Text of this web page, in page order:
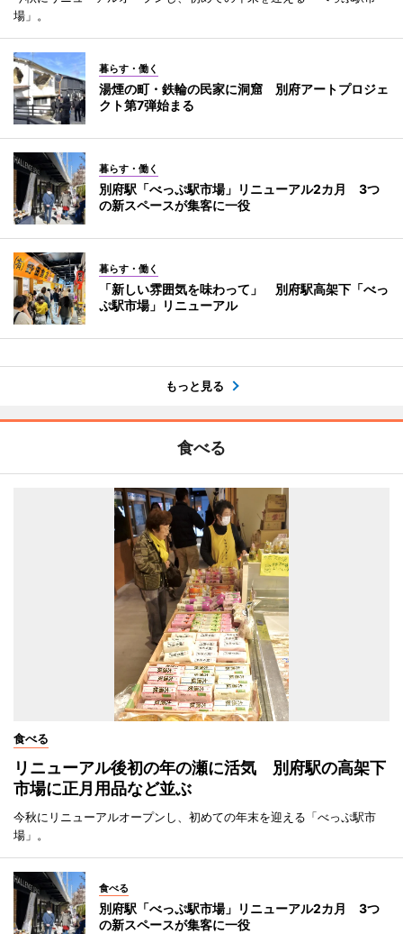
場」。
暮らす・働く
湯煙の町・鉄輪の民家に洞窟 別府アートプロジェ
クト第7弾始まる
暮らす・働く
別府駅「べっぷ駅市場」リニューアル2カ月 3つ
の新スペースが集客に一役
暮らす・働く
「新しい雰囲気を味わって」 別府駅高架下「べっ
ぷ駅市場」リニューアル
もっと見る
食べる
食べる
リニューアル後初の年の瀬に活気 別府駅の高架下
市場に正月用品など並ぶ
今秋にリニューアルオープンし、初めての年末を迎える「べっぷ駅市
場」。
食べる
別府駅「べっぷ駅市場」リニューアル2カ月 3つ
の新スペースが集客に一役